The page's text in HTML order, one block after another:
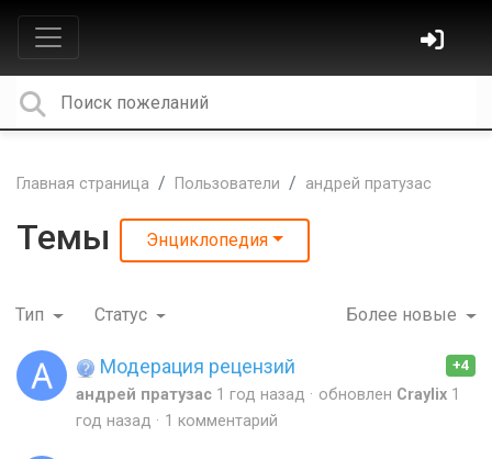
Главная страница Пользователи андрей пратузас
Темы Энциклопедия
Тип Статус Более новые
+4
Модерация рецензий
андрей пратузас 1 год назад обновлен Craylix 1
год назад
1 комментарий